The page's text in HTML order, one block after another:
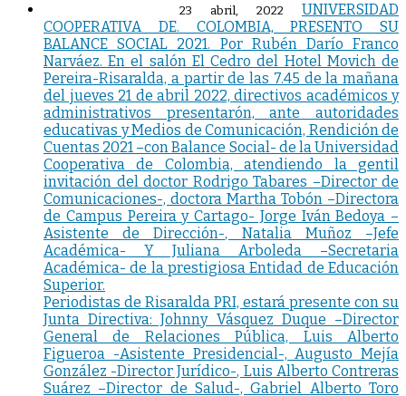
23 abril, 2022
UNIVERSIDAD
COOPERATIVA DE. COLOMBIA, PRESENTO SU
BALANCE SOCIAL 2021. Por Rubén Darío Franco
Narváez. En el salón El Cedro del Hotel Movich de
Pereira-Risaralda, a partir de las 7.45 de la mañana
del jueves 21 de abril 2022, directivos académicos y
administrativos presentarón, ante autoridades
educativas y Medios de Comunicación, Rendición de
Cuentas 2021 –con Balance Social- de la Universidad
Cooperativa de Colombia, atendiendo la gentil
invitación del doctor Rodrigo Tabares –Director de
Comunicaciones-, doctora Martha Tobón –Directora
de Campus Pereira y Cartago- Jorge Iván Bedoya –
Asistente de Dirección-, Natalia Muñoz –Jefe
Académica- Y Juliana Arboleda –Secretaria
Académica- de la prestigiosa Entidad de Educación
Superior.
Periodistas de Risaralda PRI, estará presente con su
Junta Directiva: Johnny Vásquez Duque –Director
General de Relaciones Pública, Luis Alberto
Figueroa -Asistente Presidencial-, Augusto Mejía
González -Director Jurídico-, Luis Alberto Contreras
Suárez –Director de Salud-, Gabriel Alberto Toro